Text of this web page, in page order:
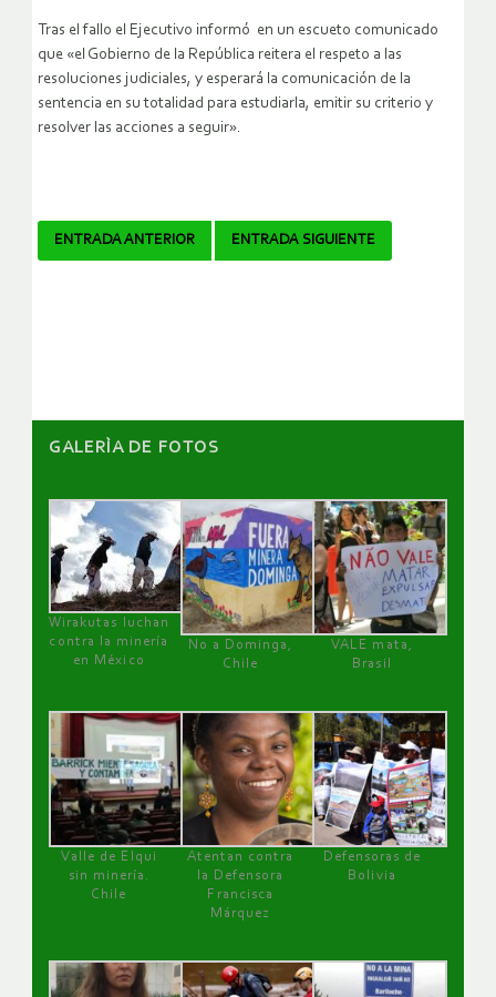
Tras el fallo el Ejecutivo informó en un escueto comunicado
que «el Gobierno de la República reitera el respeto a las
resoluciones judiciales, y esperará la comunicación de la
sentencia en su totalidad para estudiarla, emitir su criterio y
resolver las acciones a seguir».
Navegador
ENTRADA ANTERIOR ENTRADA SIGUIENTE
GALERÌA DE FOTOS
Wirakutas luchan
contra la minería
en México
No a Dominga,
Chile
VALE mata,
Brasil
Valle de Elqui
sin minería.
Chile
Atentan contra
la Defensora
Francisca
Márquez
Defensoras de
Bolivia